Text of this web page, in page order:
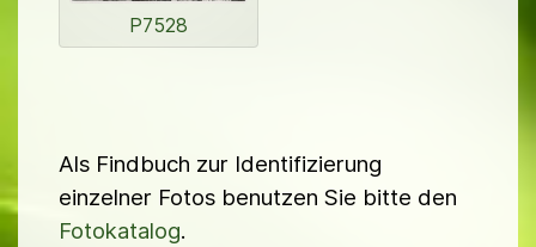
P7528
Als Findbuch zur Identifizierung
einzelner Fotos benutzen Sie bitte den
Fotokatalog.